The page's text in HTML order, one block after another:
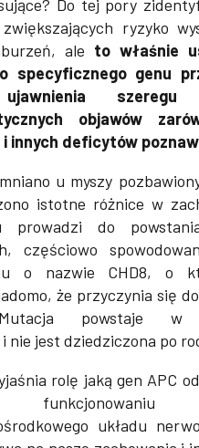
Do tej pory
ryzyko
ale to właśnie
specyficznego genu
szeregu
objawów
innych deficytów
u myszy
istotne różnice w
prowadzi do
częściowo
o nazwie CHD8, o
że przyczynia się
powstaje w
nie jest dziedziczona po
rolę jaką gen APC
funkcjonowaniu
układu